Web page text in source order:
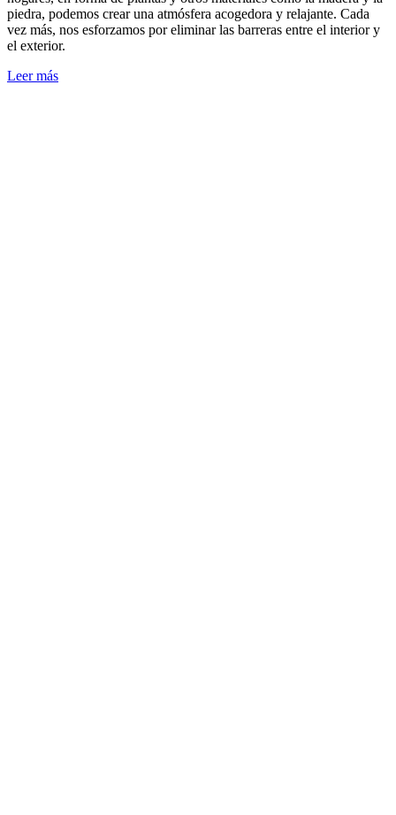
piedra, podemos crear una atmósfera acogedora y relajante. Cada
vez más, nos esforzamos por eliminar las barreras entre el interior y
el exterior.
Leer más